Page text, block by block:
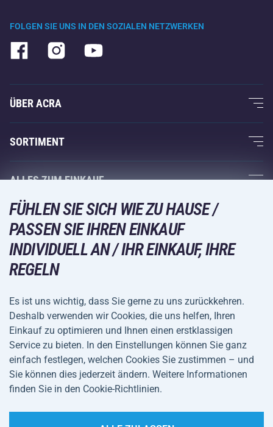
FOLGEN SIE UNS IN DEN SOZIALEN NETZWERKEN
ÜBER ACRA
Über uns
Acra-Garantie
Kontakte
Großhandel
Einkaufsratgeber
SORTIMENT
Fitness und Krafttraining
Racketsportarten
Wintersport
Freizeit und Unterhaltung
Camping und Wandern
Fahrräder und Roller
Ballsportarten
Wassersport
Sportbekleidung und Accessoires
ALLES ZUM EINKAUF
Acra-Garantie
Rückgabe und Reklamationen
VERSANDARTEN
ZAHLUNGSARTEN
Allgemeine
Geschäftsbedingungen
Datenschutz
Cookie-Einstellungen
FÜHLEN SIE SICH WIE ZU HAUSE /
PASSEN SIE IHREN EINKAUF
INDIVIDUELL AN / IHR EINKAUF, IHRE
REGELN
Es ist uns wichtig, dass Sie gerne zu uns zurückkehren.
Deshalb verwenden wir Cookies, die uns helfen, Ihren
Einkauf zu optimieren und Ihnen einen erstklassigen
Service zu bieten. In den Einstellungen können Sie ganz
einfach festlegen, welchen Cookies Sie zustimmen – und
Sie können dies jederzeit ändern. Weitere Informationen
finden Sie in den Cookie-Richtlinien.